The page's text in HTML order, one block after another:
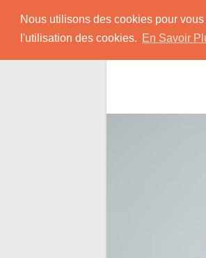
Nous utilisons des cookies pour
l'utilisation des cookies. En Savoir
contentConseils et Infos